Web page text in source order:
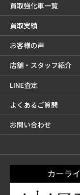
買取強化車一覧
買取実績
お客様の声
店舗・スタッフ紹介
LINE査定
よくあるご質問
お問い合わせ